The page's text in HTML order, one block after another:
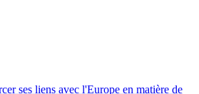
ses liens avec l'Europe en matière de